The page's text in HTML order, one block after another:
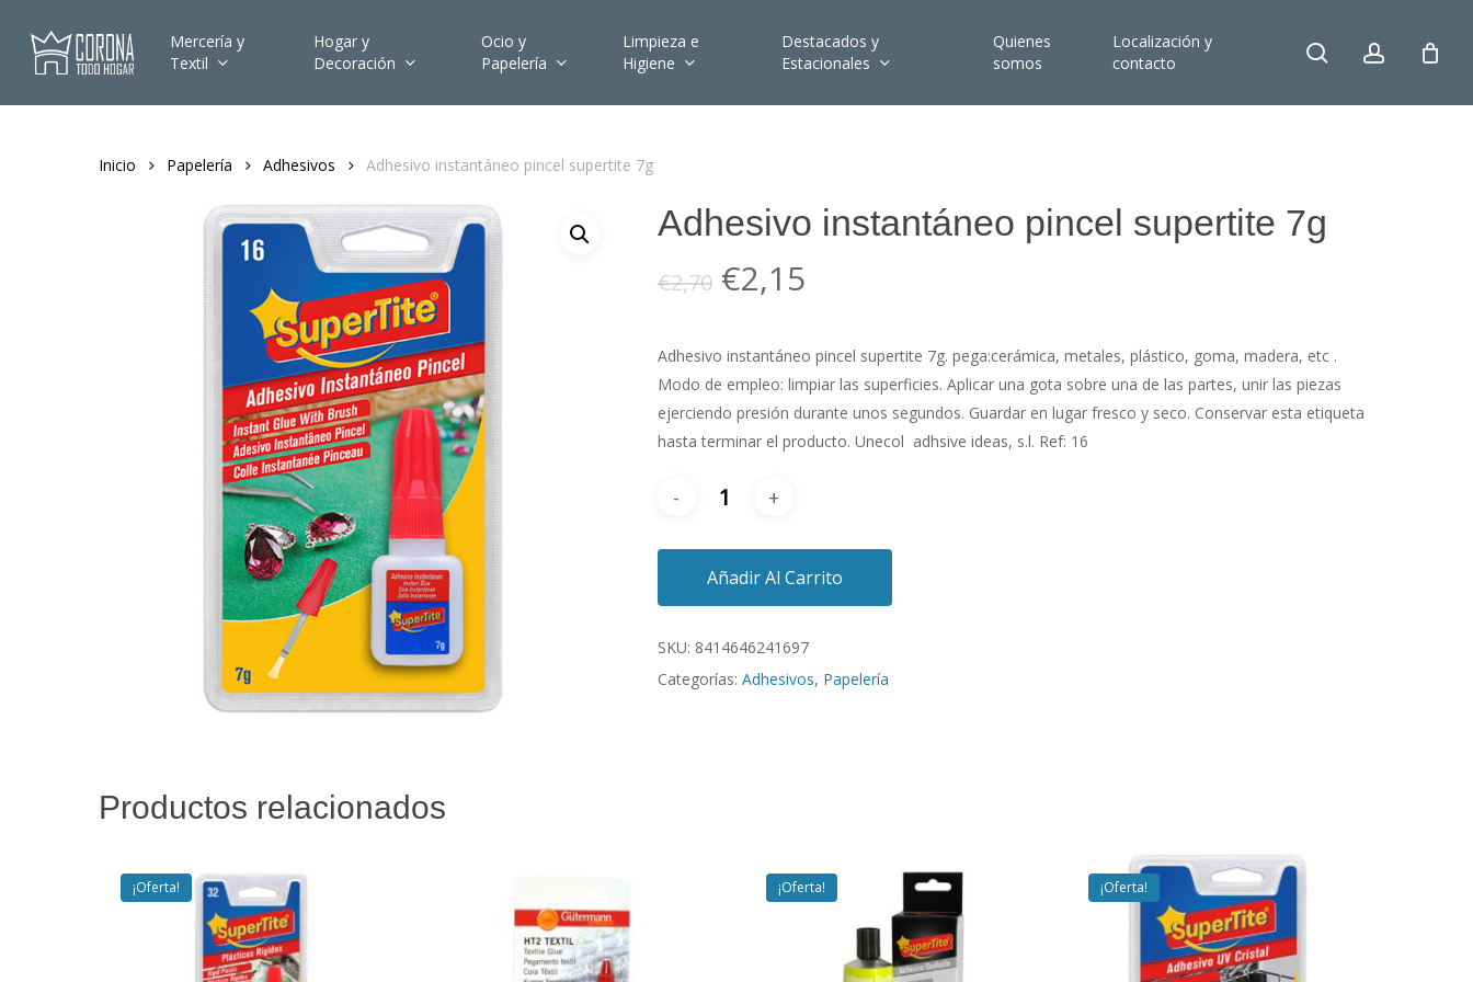
Mercería y
Textil
Hogar y
Decoración
Ocio y
Papelería
Limpieza e
Higiene
Destacados y
Estacionales
Quienes
somos
Localización y
contacto
search account
Inicio Papelería Adhesivos Adhesivo instantáneo pincel supertite 7g
Adhesivo instantáneo pincel supertite 7g
€2,70 El
precio
original
era:
€2,70.
€2,15El
actual
es:
€2,15.
Adhesivo instantáneo pincel supertite 7g. pega:cerámica, metales, plástico, goma, madera, etc .
Modo de empleo: limpiar las superficies. Aplicar una gota sobre una de las partes, unir las piezas
ejerciendo presión durante unos segundos. Guardar en lugar fresco y seco. Conservar esta etiqueta
hasta terminar el producto. Unecol adhsive ideas, s.l. Ref: 16
Añadir Al Carrito
SKU: 8414646241697
Categorías: Adhesivos, Papelería
Productos relacionados
¡Oferta! ¡Oferta! ¡Oferta!